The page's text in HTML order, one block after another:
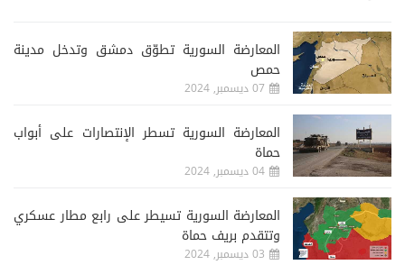
المعارضة السورية تطوّق دمشق وتدخل مدينة
حمص
07 ديسمبر, 2024
المعارضة السورية تسطر الإنتصارات على أبواب
حماة
04 ديسمبر, 2024
المعارضة السورية تسيطر على رابع مطار عسكري
وتتقدم بريف حماة
03 ديسمبر, 2024